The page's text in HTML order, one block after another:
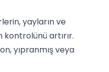
yayların ve
kontrolünü artırır.
yıpranmış veya